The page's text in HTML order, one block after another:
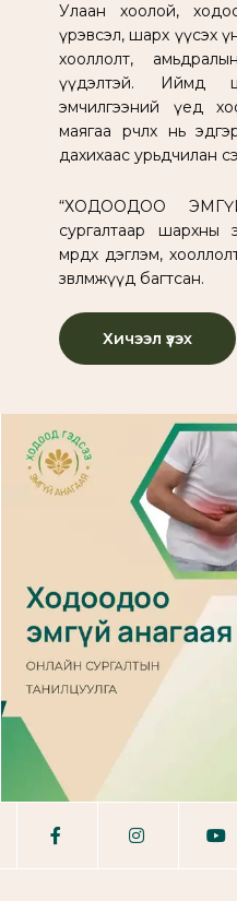
Улаан хоолой,
үрэвсэл, шарх үүсэх
хооллолт,
үүдэлтэй. Иймд
эмчилгээний үед
маягаа өөрчлөх нь
дахихаас урьдчилан
“ХОДООДОО
сургалтаар шархны
мөрдөх дэглэм,
зөвлөмжүүд багтсан.
Хичээл үзэх